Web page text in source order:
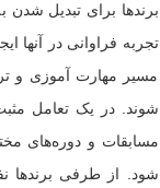
برندها برای تبدیل
تجربه فراوانی در آنها
مسیر مهارت آموزی و
شوند. در یک تعامل
مسابقات و دوره‌های
شود. از طرفی برندها